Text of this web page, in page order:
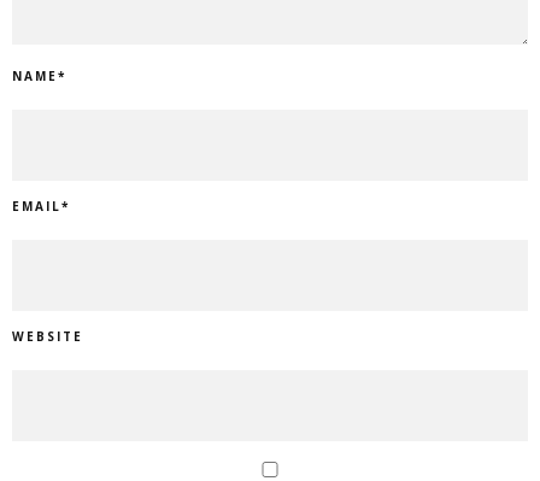
NAME*
EMAIL*
WEBSITE